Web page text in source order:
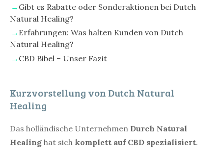
Gibt es Rabatte oder Sonderaktionen bei Dutch
Natural Healing?
Erfahrungen: Was halten Kunden von Dutch
Natural Healing?
CBD Bibel – Unser Fazit
Kurzvorstellung von Dutch Natural
Healing
Das holländische Unternehmen Durch Natural
Healing hat sich komplett auf CBD spezialisiert.